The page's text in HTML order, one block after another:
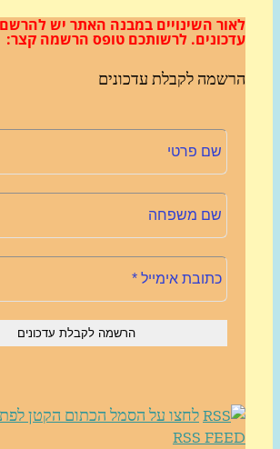
השינויים במבנה האתריש להרשם מחדש
לרשותכם טופס הרשמה קצר:
לקבלת עדכונים
לחצו על הסמל הכתום הקטן לפתיחת
RSS